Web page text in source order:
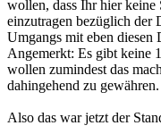
wollen, dass Ihr hier keine
einzutragen bezüglich der
Umgangs mit eben diesen
Angemerkt: Es gibt keine
wollen zumindest das
dahingehend zu gewähren.
Also das war jetzt der